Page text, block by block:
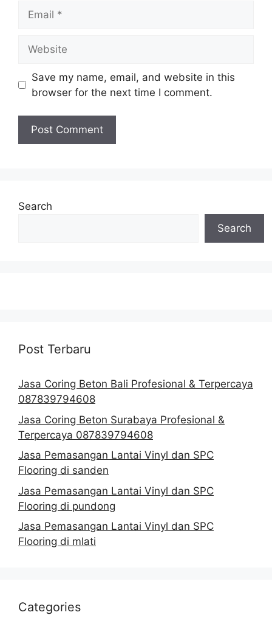
Save my name, email, and website in this
browser for the next time I comment.
Search
Search
Post Terbaru
Jasa Coring Beton Bali Profesional & Terpercaya
087839794608
Jasa Coring Beton Surabaya Profesional &
Terpercaya 087839794608
Jasa Pemasangan Lantai Vinyl dan SPC
Flooring di sanden
Jasa Pemasangan Lantai Vinyl dan SPC
Flooring di pundong
Jasa Pemasangan Lantai Vinyl dan SPC
Flooring di mlati
Categories